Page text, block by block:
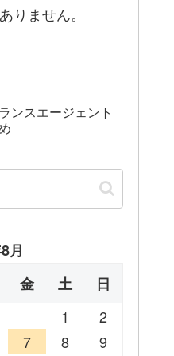
りません。
ンスエージェント
月
金 土
日
1
2
7 8
9